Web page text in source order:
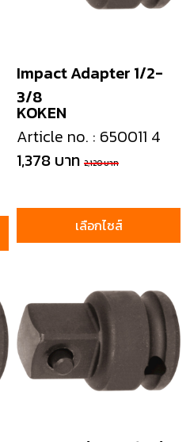
KOKEN
Impact Adapter 1/2-
3/8
Article no. : 650011 4
1,378 บาท 2,120 บาท
เลือกไซส์